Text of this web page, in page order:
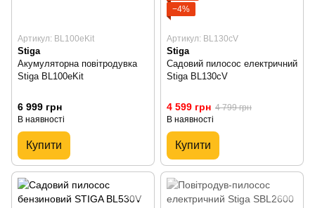
Артикул: BL100eKit
Stiga
Акумуляторна повітродувка
Stiga BL100eKit
6 999 грн
В наявності
Купити
−4%
Артикул: BL130cV
Stiga
Садовий пилосос електричний
Stiga BL130cV
4 599 грн 4 799 грн
В наявності
Купити